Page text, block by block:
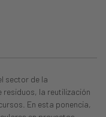
sector de la
la reutilización
En esta ponencia,